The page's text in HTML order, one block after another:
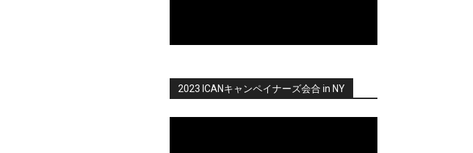
2023 ICANキャンペイナーズ会合 in NY